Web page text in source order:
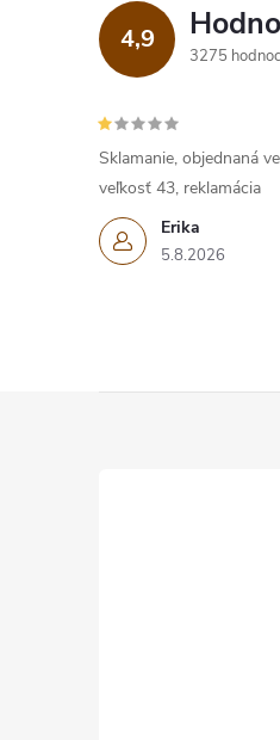
4,9
3275
Erika
5.8.2026
Sklamanie, objednaná
veľkosť 43, reklamácia